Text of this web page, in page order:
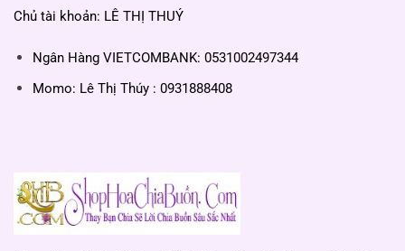
Chủ tài khoản: LÊ THỊ THUÝ
Ngân Hàng VIETCOMBANK: 0531002497344
Momo: Lê Thị Thúy : 0931888408